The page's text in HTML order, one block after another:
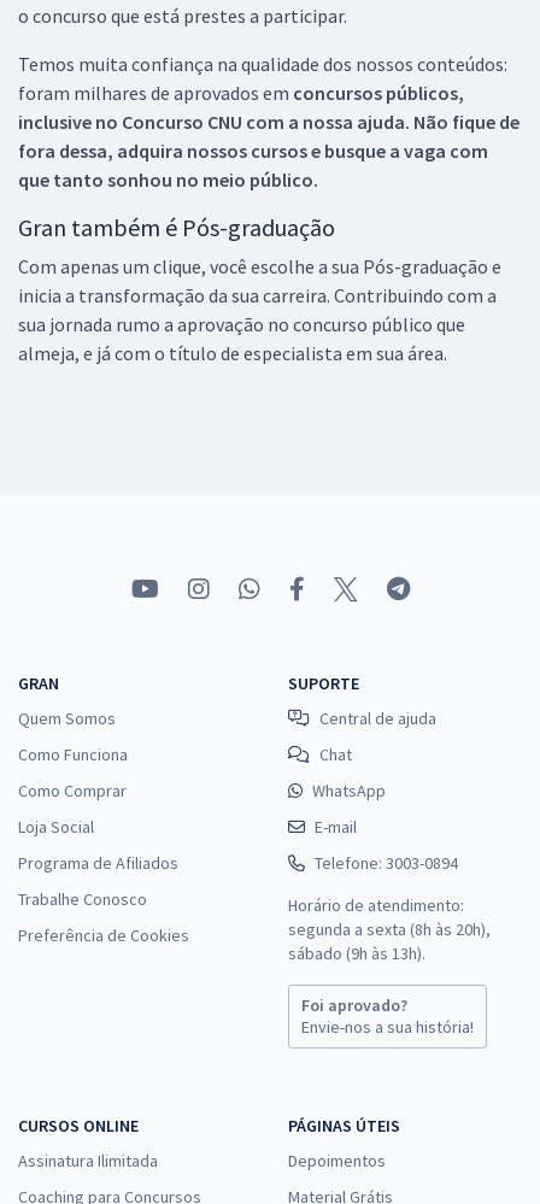
o concurso que está prestes a participar.
Temos muita confiança na qualidade dos nossos conteúdos:
foram milhares de aprovados em concursos públicos,
inclusive no Concurso CNU com a nossa ajuda. Não fique de
fora dessa, adquira nossos cursos e busque a vaga com
que tanto sonhou no meio público.
Gran também é Pós-graduação
Com apenas um clique, você escolhe a sua Pós-graduação e
inicia a transformação da sua carreira. Contribuindo com a
sua jornada rumo a aprovação no concurso público que
almeja, e já com o título de especialista em sua área.
GRAN
Quem Somos
Como Funciona
Como Comprar
Loja Social
Programa de Afiliados
Trabalhe Conosco
Preferência de Cookies
SUPORTE
Central de ajuda
Chat
WhatsApp
E-mail
Telefone: 3003-0894
Horário de atendimento:
segunda a sexta (8h às 20h),
sábado (9h às 13h).
Foi aprovado?
Envie-nos a sua história!
CURSOS ONLINE
Assinatura Ilimitada
Coaching para Concursos
PÁGINAS ÚTEIS
Depoimentos
Material Grátis